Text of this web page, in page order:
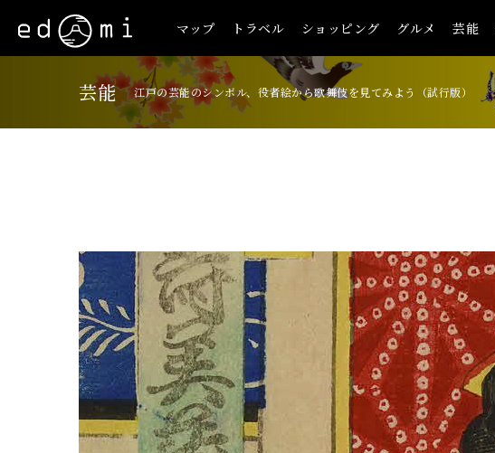
マップ トラベル ショッピング グルメ 芸能
芸能 江戸の芸能のシンボル、役者絵から歌舞伎を見てみよう（試行版）
+
-